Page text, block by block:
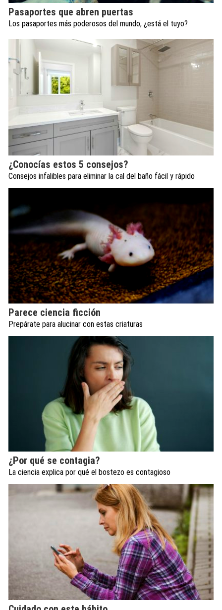
Pasaportes que abren puertas
Los pasaportes más poderosos del mundo, ¿está el tuyo?
¿Conocías estos 5 consejos?
Consejos infalibles para eliminar la cal del baño fácil y rápido
Parece ciencia ficción
Prepárate para alucinar con estas criaturas
¿Por qué se contagia?
La ciencia explica por qué el bostezo es contagioso